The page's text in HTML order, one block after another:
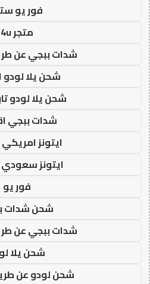
فور يو
متجر 4u
شدات ببجي عن
شحن يلا
شحن يلا لودو
شدات ببجي
ايتونز
ايتونز
فور يو
شحن شدات
شدات ببجي عن
شحن يلا
شحن لودو عن